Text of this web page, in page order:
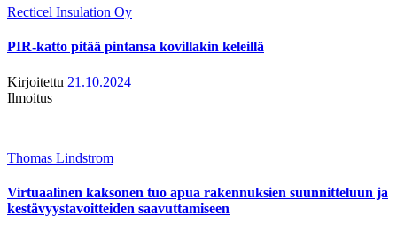
Recticel Insulation Oy
PIR-katto pitää pintansa kovillakin keleillä
Kirjoitettu 21.10.2024
Ilmoitus
Thomas Lindstrom
Virtuaalinen kaksonen tuo apua rakennuksien suunnitteluun ja
kestävyystavoitteiden saavuttamiseen